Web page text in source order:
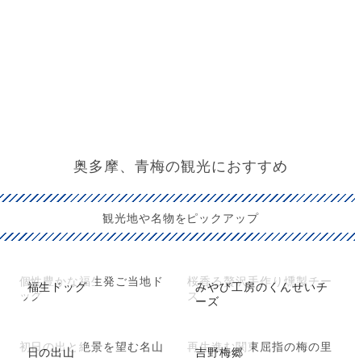
奥多摩、青梅の観光におすすめ
観光地や名物をピックアップ
福生ドッグ
個性豊かな福生発ご当地ド
ッグ
みやび工房のくんせいチ
ーズ
桜香る贅沢手作り燻製チー
ズ
日の出山
初日の出と絶景を望む名山 吉野梅郷
再生進む関東屈指の梅の里